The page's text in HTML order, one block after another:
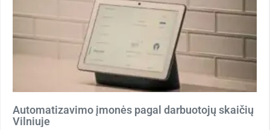
Automatizavimo įmonės pagal darbuotojų skaičių
Vilniuje